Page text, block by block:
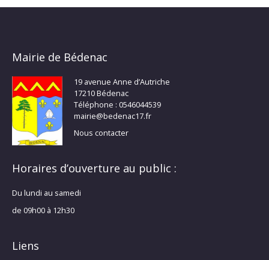
Mairie de Bédenac
19 avenue Anne d’Autriche
17210 Bédenac
Téléphone : 0546044539
mairie@bedenac17.fr
Nous contacter
Horaires d’ouverture au public :
Du lundi au samedi
de 09h00 à 12h30
Liens